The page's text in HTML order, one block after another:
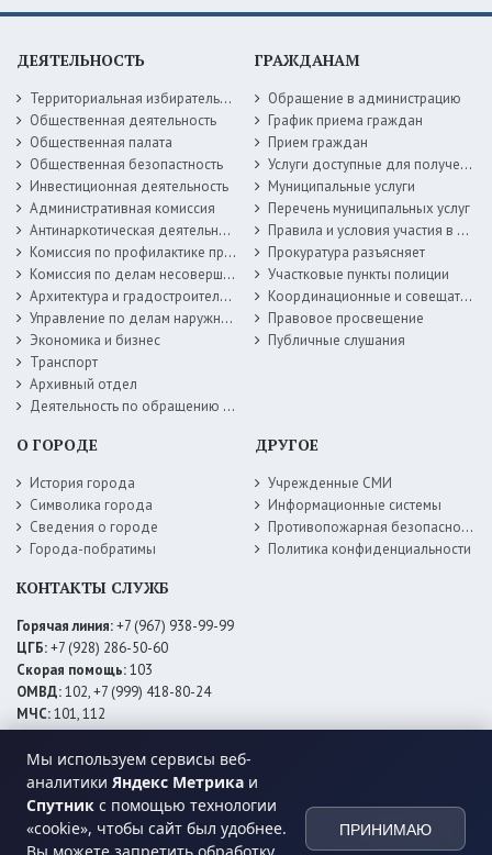
Мы используем сервисы веб-
аналитики Яндекс Метрика и
Спутник с помощью технологии
«cookie», чтобы сайт был удобнее.
ПРИНИМАЮ
ДЕЯТЕЛЬНОСТЬ
Территориальная избирательная комиссия
Общественная деятельность
Общественная палата
Общественная безопастность
Инвестиционная деятельность
Административная комиссия
Антинаркотическая деятельность
Комиссия по профилактике правонарушений
Комиссия по делам несовершеннолетних
Архитектура и градостроительство
Управление по делам наружной рекламы
Экономика и бизнес
Транспорт
Архивный отдел
Деятельность по обращению с животными без владельцев
ГРАЖДАНАМ
Обращение в администрацию
График приема граждан
Прием граждан
Услуги доступные для получения в электронной форме
Муниципальные услуги
Перечень муниципальных услуг
Правила и условия участия в жилищных программах
Прокуратура разъясняет
Участковые пункты полиции
Координационные и совещательные органы
Правовое просвещение
Публичные слушания
О ГОРОДЕ
История города
Символика города
Сведения о городе
Города-побратимы
ДРУГОЕ
Учрежденные СМИ
Информационные системы
Противопожарная безопасность
Политика конфиденциальности
КОНТАКТЫ СЛУЖБ
Горячая линия:+7 (967) 938-99-99
ЦГБ:+7 (928) 286-50-60
Скорая помощь:103
ОМВД:102, +7 (999) 418-80-24
МЧС:101, 112
ЕДДС:+7 (928) 576-09-83
Электросети:+7 (800) 220-02-20
Даггаз:+7 (928) 980-64-04
Горводоснаб: +7 (928) 559-59-74
Теплоснаб: +7 (928) 873-27-09
МФЦ:+7 (938) 777-82-44